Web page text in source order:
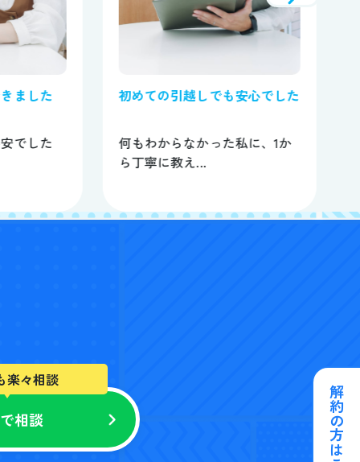
ました
でした
初めての引越しでも安心でした
何もわからなかった私に、1か
ら丁寧に教え...
楽々相談
相談